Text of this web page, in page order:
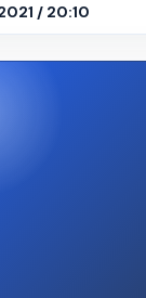
/ 20:10